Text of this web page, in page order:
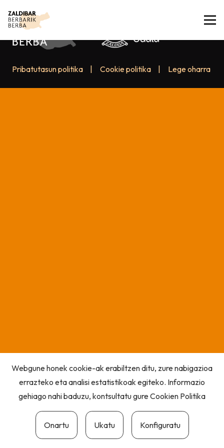
Pribatutasun politika Cookie politika Lege oharra
Webgune honek cookie-ak erabiltzen ditu, zure nabigazioa
errazteko eta analisi estatistikoak egiteko. Informazio
gehiago nahi baduzu, kontsultatu gureCookien Politika
Onartu Ukatu Konfiguratu